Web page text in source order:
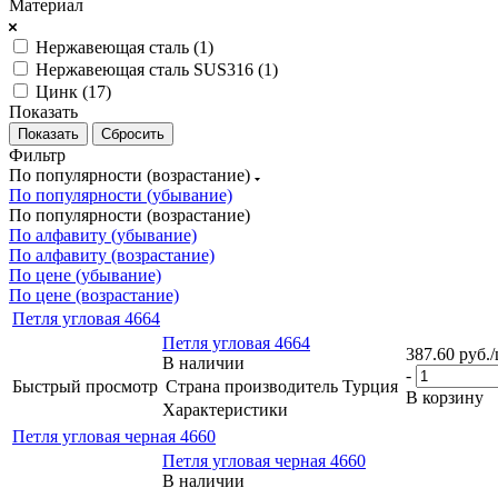
Материал
Нержавеющая сталь (1)
Нержавеющая сталь SUS316 (1)
Цинк (17)
Показать
Сбросить
Фильтр
По популярности (возрастание)
По популярности (убывание)
По популярности (возрастание)
По алфавиту (убывание)
По алфавиту (возрастание)
По цене (убывание)
По цене (возрастание)
Петля угловая 4664
Быстрый просмотр
Петля угловая 4664
В наличии
Страна производитель Турция
Характеристики
387.60 руб.
-
В корзину
Петля угловая черная 4660
Петля угловая черная 4660
В наличии